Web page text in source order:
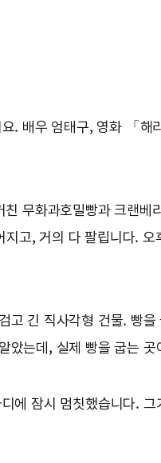
. 배우 엄태구, 영화 「해
무화과호밀빵과 크랜베
고, 거의 다 팔립니다.
긴 직사각형 건물. 빵
았는데, 실제 빵을 굽는 곳
에 잠시 멈칫했습니다.